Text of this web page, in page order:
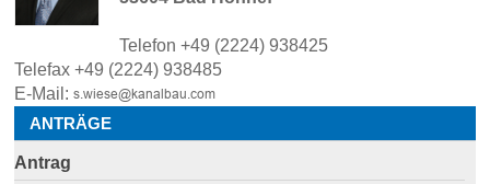
Telefon +49 (2224) 938425
Telefax +49 (2224) 938485
E-Mail:
ANTRÄGE
Antrag